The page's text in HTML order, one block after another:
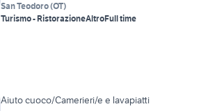
San Teodoro(OT)
Turismo - RistorazioneAltroFull time
Aiuto cuoco/Camerieri/e e lavapiatti